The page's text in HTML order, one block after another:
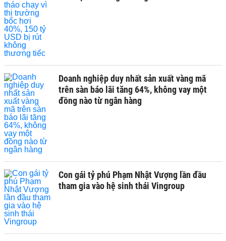
Doanh nghiệp duy nhất sản xuất vàng mã
trên sàn báo lãi tăng 64%, không vay một
đồng nào từ ngân hàng
Con gái tỷ phú Phạm Nhật Vượng lần đầu
tham gia vào hệ sinh thái Vingroup